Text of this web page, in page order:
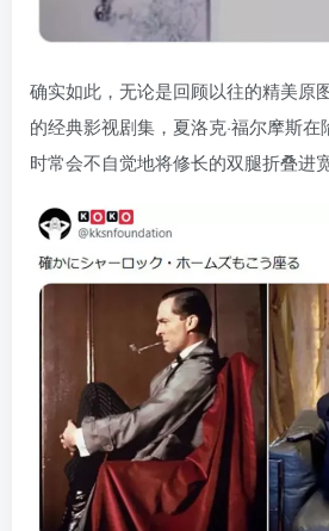
确实如此，无论是回顾以往的精美原
的经典影视剧集，夏洛克·福尔摩斯在
时常会不自觉地将修长的双腿折叠进